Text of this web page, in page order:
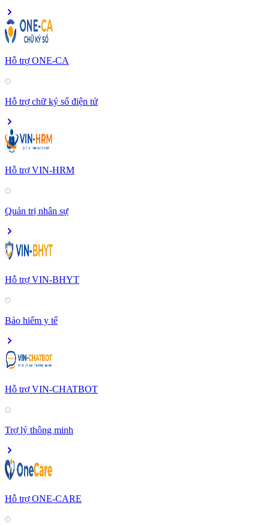
Hỗ trợ ONE-CA
Hỗ trợ chữ ký số điện tử
Hỗ trợ VIN-HRM
Quản trị nhân sự
Hỗ trợ VIN-BHYT
Bảo hiểm y tế
Hỗ trợ VIN-CHATBOT
Trợ lý thông minh
Hỗ trợ ONE-CARE